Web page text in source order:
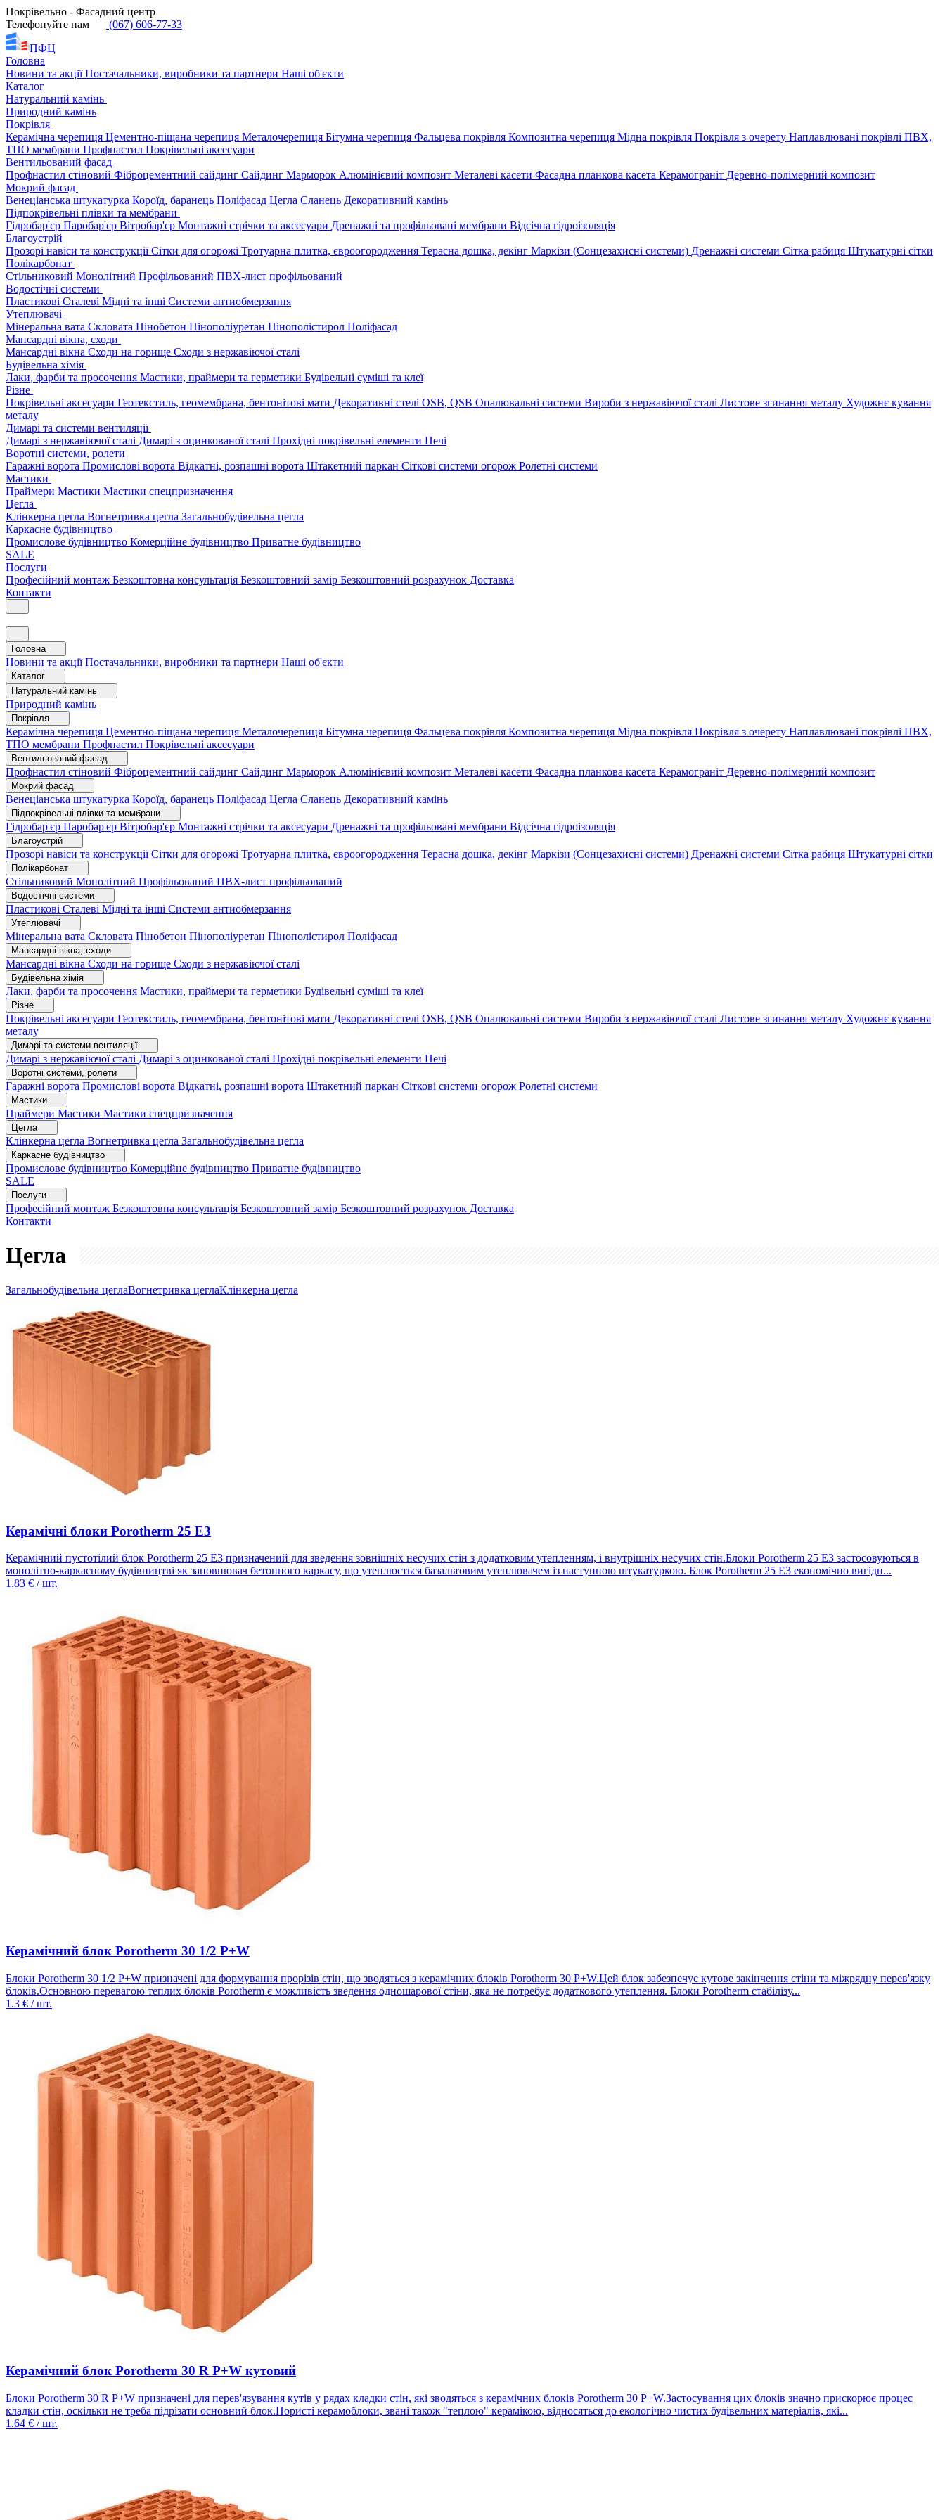
Покрівельно - Фасадний центр
Телефонуйте нам
(067) 606-77-33
ПФЦ
Головна
Новини та акціїПостачальники, виробники та партнери Наші об'єкти
Каталог
Натуральний камінь
Природний камінь
Покрівля
Керамічна черепиця Цементно-піщана черепиця Металочерепиця Бітумна черепиця Фальцева покрівля Композитна черепиця Мідна покрівля Покрівля з очерету Наплавлювані покрівлі ПВХ,
ТПО мембрани Профнастил Покрівельні аксесуари
Вентильований фасад
Профнастил стіновий Фіброцементний сайдинг Сайдинг Марморок Алюмінієвий композит Металеві касети Фасадна планкова касета Керамограніт Деревно-полімерний композит
Мокрий фасад
Венеціанська штукатурка Короїд, баранець Поліфасад Цегла Сланець Декоративний камінь
Підпокрівельні плівки та мембрани
Гідробар'єр Паробар'єр Вітробар'єр Монтажні стрічки та аксесуари Дренажні та профільовані мембрани Відсічна гідроізоляція
Благоустрій
Прозорі навіси та конструкціїСітки для огорожі Тротуарна плитка, євроогородження Терасна дошка, декінг Маркізи (Сонцезахисні системи) Дренажні системи Сітка рабиця Штукатурні сітки
Полікарбонат
Стільниковий Монолітний Профільований ПВХ-лист профільований
Водостічні системи
Пластикові Сталеві Мідні та інші Системи антиобмерзання
Утеплювачі
Мінеральна вата Скловата Пінобетон Пінополіуретан Пінополістирол Поліфасад
Мансардні вікна, сходи
Мансардні вікна Сходи на горище Сходи з нержавіючої сталі
Будівельна хімія
Лаки, фарби та просочення Мастики, праймери та герметики Будівельні суміші та клеї
Різне
Покрівельні аксесуари Геотекстиль, геомембрана, бентонітові мати Декоративні стелі OSB, QSB Опалювальні системи Вироби з нержавіючої сталі Листове згинання металу Художнє кування
металу
Димарі та системи вентиляції
Димарі з нержавіючої сталі Димарі з оцинкованої сталі Прохідні покрівельні елементи Печі
Воротні системи, ролети
Гаражні ворота Промислові ворота Відкатні, розпашні ворота Штакетний паркан Сіткові системи огорож Ролетні системи
Мастики
Праймери Мастики Мастики спецпризначення
Цегла
Клінкерна цегла Вогнетривка цегла Загальнобудівельна цегла
Каркасне будівництво
Промислове будівництво Комерційне будівництво Приватне будівництво
SALE
Послуги
Професійний монтаж Безкоштовна консультація Безкоштовний замір Безкоштовний розрахунок Доставка
Контакти
Головна
Новини та акціїПостачальники, виробники та партнери Наші об'єкти
Каталог
Натуральний камінь
Природний камінь
Покрівля
Керамічна черепиця Цементно-піщана черепиця Металочерепиця Бітумна черепиця Фальцева покрівля Композитна черепиця Мідна покрівля Покрівля з очерету Наплавлювані покрівлі ПВХ,
ТПО мембрани Профнастил Покрівельні аксесуари
Вентильований фасад
Профнастил стіновий Фіброцементний сайдинг Сайдинг Марморок Алюмінієвий композит Металеві касети Фасадна планкова касета Керамограніт Деревно-полімерний композит
Мокрий фасад
Венеціанська штукатурка Короїд, баранець Поліфасад Цегла Сланець Декоративний камінь
Підпокрівельні плівки та мембрани
Гідробар'єр Паробар'єр Вітробар'єр Монтажні стрічки та аксесуари Дренажні та профільовані мембрани Відсічна гідроізоляція
Благоустрій
Прозорі навіси та конструкціїСітки для огорожі Тротуарна плитка, євроогородження Терасна дошка, декінг Маркізи (Сонцезахисні системи) Дренажні системи Сітка рабиця Штукатурні сітки
Полікарбонат
Стільниковий Монолітний Профільований ПВХ-лист профільований
Водостічні системи
Пластикові Сталеві Мідні та інші Системи антиобмерзання
Утеплювачі
Мінеральна вата Скловата Пінобетон Пінополіуретан Пінополістирол Поліфасад
Мансардні вікна, сходи
Мансардні вікна Сходи на горище Сходи з нержавіючої сталі
Будівельна хімія
Лаки, фарби та просочення Мастики, праймери та герметики Будівельні суміші та клеї
Різне
Покрівельні аксесуари Геотекстиль, геомембрана, бентонітові мати Декоративні стелі OSB, QSB Опалювальні системи Вироби з нержавіючої сталі Листове згинання металу Художнє кування
металу
Димарі та системи вентиляції
Димарі з нержавіючої сталі Димарі з оцинкованої сталі Прохідні покрівельні елементи Печі
Воротні системи, ролети
Гаражні ворота Промислові ворота Відкатні, розпашні ворота Штакетний паркан Сіткові системи огорож Ролетні системи
Мастики
Праймери Мастики Мастики спецпризначення
Цегла
Клінкерна цегла Вогнетривка цегла Загальнобудівельна цегла
Каркасне будівництво
Промислове будівництво Комерційне будівництво Приватне будівництво
SALE
Послуги
Професійний монтаж Безкоштовна консультація Безкоштовний замір Безкоштовний розрахунок Доставка
Контакти
Цегла
Загальнобудівельна цеглаВогнетривка цеглаКлінкерна цегла
Керамічні блоки Porotherm 25 E3
Керамічний пустотілий блок Porotherm 25 E3 призначений для зведення зовнішніх несучих стін з додатковим утепленням, і внутрішніх несучих стін.Блоки Porotherm 25 E3 застосовуються в
монолітно-каркасному будівництві як заповнювач бетонного каркасу, що утеплюється базальтовим утеплювачем із наступною штукатуркою. Блок Porotherm 25 E3 економічно вигідн...
1.83 € / шт.
Керамічний блок Porotherm 30 1/2 P+W
Блоки Porotherm 30 1/2 P+W призначені для формування прорізів стін, що зводяться з керамічних блоків Porotherm 30 P+W.Цей блок забезпечує кутове закінчення стіни та міжрядну перев'язку
блоків.Основною перевагою теплих блоків Porotherm є можливість зведення одношарової стіни, яка не потребує додаткового утеплення. Блоки Porotherm стабілізу...
1.3 € / шт.
Керамічний блок Porotherm 30 R P+W кутовий
Блоки Porotherm 30 R P+W призначені для перев'язування кутів у рядах кладки стін, які зводяться з керамічних блоків Porotherm 30 P+W.Застосування цих блоків значно прискорює процес
кладки стін, оскільки не треба підрізати основний блок.Пористі керамоблоки, звані також "теплою" керамікою, відносяться до екологічно чистих будівельних матеріалів, які...
1.64 € / шт.